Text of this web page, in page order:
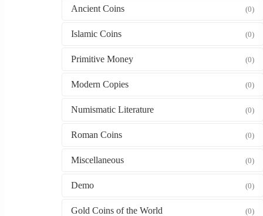
Ancient Coins (0)
Islamic Coins (0)
Primitive Money (0)
Modern Copies (0)
Numismatic Literature (0)
Roman Coins (0)
Miscellaneous (0)
Demo (0)
Gold Coins of the World (0)